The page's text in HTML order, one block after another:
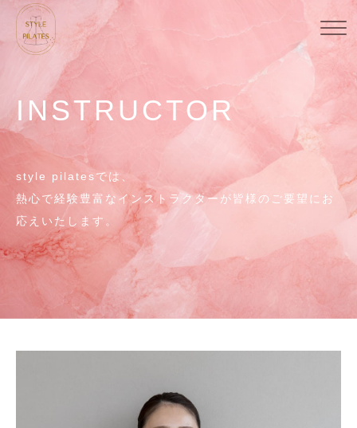
INSTRUCTOR
style pilatesでは、
熱心で経験豊富なインストラクターが皆様のご要望にお
応えいたします。